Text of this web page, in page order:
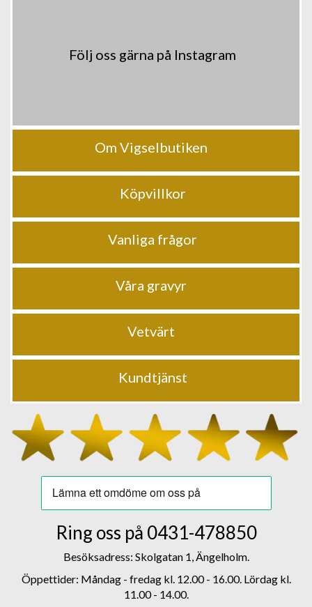
Följ oss gärna på Instagram
Om Vigselbutiken
Köpvillkor
Vanliga frågor
Våra gravyr
Vetvärt
Kundtjänst
Ring oss på 0431-478850
Besöksadress: Skolgatan 1, Ängelholm.
Öppettider: Måndag - fredag kl. 12.00 - 16.00. Lördag kl.
11.00 - 14.00.